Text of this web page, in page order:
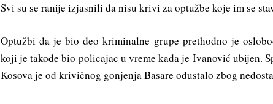
Svi su se ranije izjasnili da nisu krivi za optužbe koje im se
Optužbi da je bio deo kriminalne grupe prethodno je
koji je takođe bio policajac u vreme kada je Ivanović ubijen.
Kosova je od krivičnog gonjenja Basare odustalo zbog